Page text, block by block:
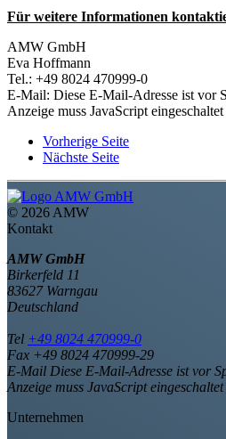
Für weitere Informationen
AMW GmbH
Eva Hoffmann
Tel.: +49 8024 470999-0
E-Mail: Diese E-Mail-Adresse ist vor
Anzeige muss JavaScript eingeschaltet
Vorherige Seite
Nächste Seite
© 2026 AMW
Kontakt
AMW GmbH
Birkerfeld 11
83627 Warngau
Deutschland
Tel +49 8024 470999-0
Fax +49 8024 470999-29
E-Mail Diese E-Mail-Adresse ist vor
Anzeige muss JavaScript eingeschaltet
Unternehmen